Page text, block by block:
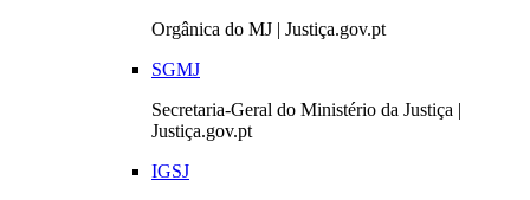
Orgânica do MJ | Justiça.gov.pt
SGMJ
Secretaria-Geral do Ministério da Justiça |
Justiça.gov.pt
IGSJ